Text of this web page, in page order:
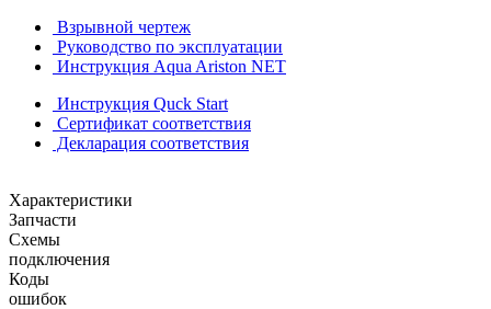
Взрывной чертеж
Руководство по эксплуатации
Инструкция Aqua Ariston NET
Инструкция Quck Start
Сертификат соответствия
Декларация соответствия
Характеристики
Запчасти
Схемы
подключения
Коды
ошибок